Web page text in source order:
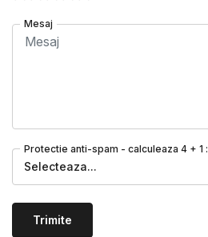
Mesaj
Protectie anti-spam - calculeaza 4 + 1 :
Selecteaza...
Trimite